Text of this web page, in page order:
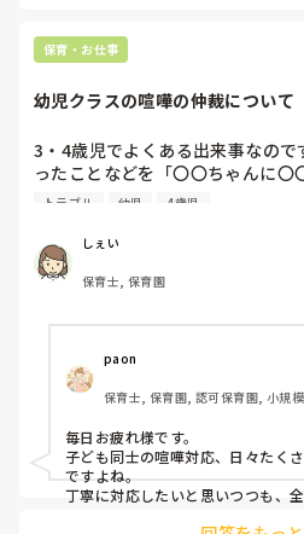
りますが本当に大変です。特に、
がる子や落ち着きのない子などは
やはり別の空間に一時的でも連れ
ような気がします。
それと、逃げ回ったり部屋をうろ
で待ってるね」など声掛けをし、
のないように見守る方がいいそう
私自身も7人程、特性のある子達
で、大変さは身に染みて分かります
お互い相談できる先生に相談しな
やして頑張って意義しょう！！
保育・お仕事
幼児クラスの喧嘩の仲裁について
3・4歳児でよくある出来事なの
ったことなどを「〇〇ちゃんに〇
伝えにくる姿が見られます。
いた上で仲介をしたいのですが、
っていたりすると、待っててねと
体を見なければいけないこととの
皆さんは幼児クラスで同時にト
ていますか？
適当に返事するのは良くないと思
ことにも繋がりそうで…
よろしくお願いいたします。
また、みなさんの喧嘩の仲裁方法
す！
トラブル 幼児 4歳児
しぇい
保育士, 保育園
paon
保育士, 保育園, 認可保育園, 小規
毎日お疲れ様です。
子ども同士の喧嘩対応、日々たく
ですよね。
丁寧に対応したいと思いつつも、